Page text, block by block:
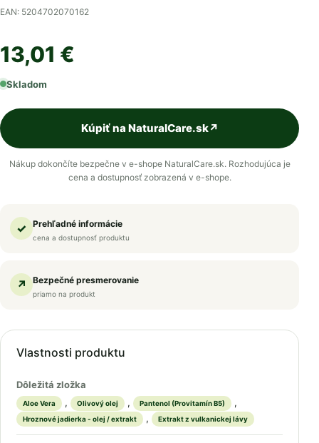
EAN: 5204702070162
13,01 €
Skladom
Kúpiť na NaturalCare.sk↗
Nákup dokončíte bezpečne v e-shope NaturalCare.sk. Rozhodujúca je
cena a dostupnosť zobrazená v e-shope.
✓ Prehľadné informácie
cena a dostupnosť produktu
↗ Bezpečné presmerovanie
priamo na produkt
Vlastnosti produktu
Dôležitá zložka
Aloe Vera , Olivový olej , Pantenol (Provitamín B5) ,
Hroznové jadierka - olej / extrakt , Extrakt z vulkanickej lávy